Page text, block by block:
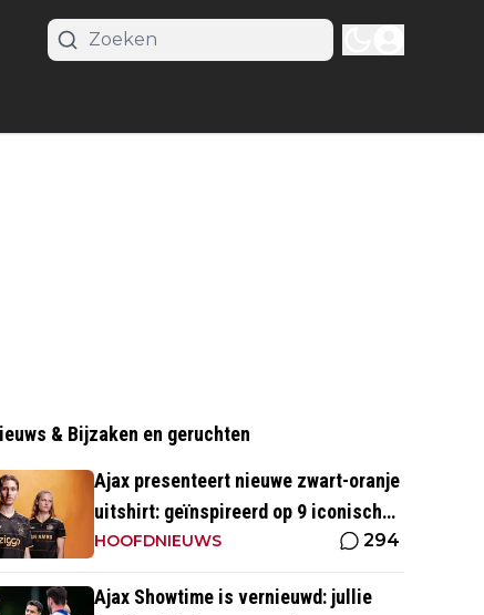
& Bijzaken en geruchten
Ajax presenteert nieuwe zwart-oranje
uitshirt: geïnspireerd op 9 iconische
momenten uit clubhistorie
HOOFDNIEUWS 294
Ajax Showtime is vernieuwd: jullie